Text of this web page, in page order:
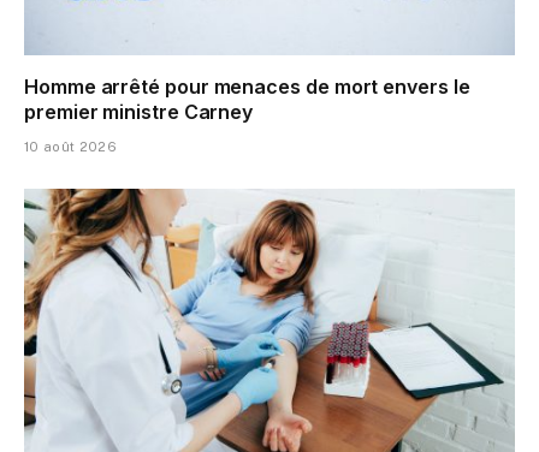
Homme arrêté pour menaces de mort envers le
premier ministre Carney
10 août 2026